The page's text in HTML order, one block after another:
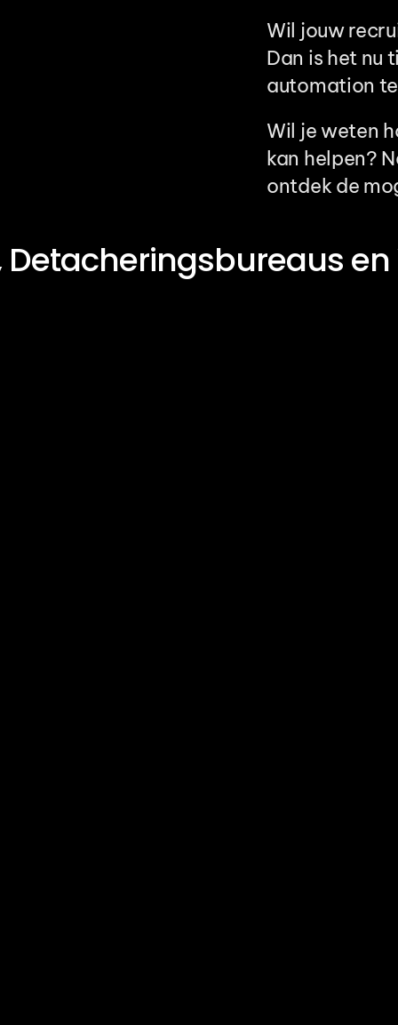
Wil jouw
Dan is het nu
automation
Wil je weten
kan helpen?
ontdek de